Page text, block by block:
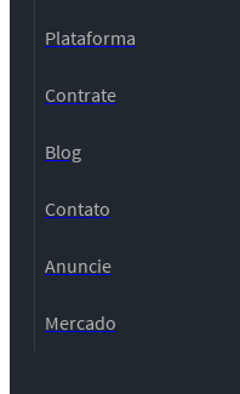
Plataforma
Contrate
Blog
Contato
Anuncie
Mercado